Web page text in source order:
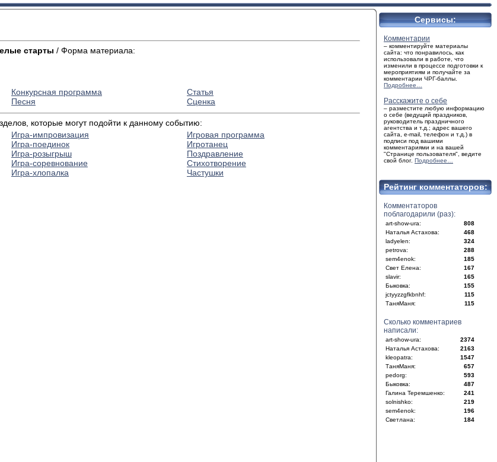
старты / Форма материала:
Конкурсная программа
Песня
Статья
Сценка
которые могут подойти к данному событию:
Игра-импровизация
Игра-поединок
Игра-розыгрыш
Игра-соревнование
Игра-хлопалка
Игровая программа
Игротанец
Поздравление
Стихотворение
Частушки
Сервисы:
Комментарии
– комментируйте материалы
сайта: что понравилось, как
использовали в работе, что
изменили в процессе подготовки к
мероприятиям и получайте за
комментарии ЧРГ-баллы.
Подробнее…
Расскажите о себе
– разместите любую информацию
о себе (ведущий праздников,
руководитель праздничного
агентства и т.д.; адрес вашего
сайта, e-mail, телефон и т.д.) в
подписи под вашими
комментариями и на вашей
"Странице пользователя", ведите
свой блог. Подробнее…
Рейтинг комментаторов:
Комментаторов
поблагодарили (раз):
art-show-ura:
808
Наталья Астахова:
468
ladyelen:
324
petrova:
288
sem4enok:
185
Свет Елена:
167
slavir:
165
Быковка:
155
jctyyzzgfkbnhf:
115
ТаняМаня:
115
Сколько комментариев
написали:
art-show-ura:
2374
Наталья Астахова:
2163
kleopatra:
1547
ТаняМаня:
657
pedorg:
593
Быковка:
487
Галина Теремшенко:
241
solnishko:
219
sem4enok:
196
Светлана:
184